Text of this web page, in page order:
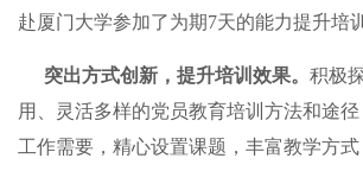
赴厦门大学参加了为期7天的能力提升培训
突出方式创新，提升培训效果。 积极
用、灵活多样的党员教育培训方法和途
工作需要，精心设置课题，丰富教学方